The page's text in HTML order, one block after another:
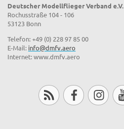
Deutscher Modellflieger Verband e.V.
Rochusstraße 104 - 106
53123 Bonn
Telefon: +49 (0) 228 97 85 00
E-Mail: info@dmfv.aero
Internet: www.dmfv.aero